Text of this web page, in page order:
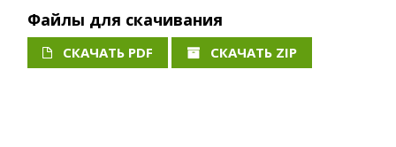
Файлы для скачивания
СКАЧАТЬ PDF СКАЧАТЬ ZIP